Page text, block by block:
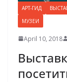
АРТ-ГИД
МУЗЕИ
April 10, 2018